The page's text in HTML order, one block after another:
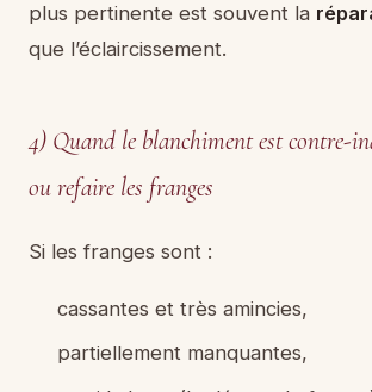
plus pertinente est souvent la
que l’éclaircissement.
4) Quand le blanchiment est contre-
ou refaire les franges
Si les franges sont :
cassantes et très amincies,
partiellement manquantes,